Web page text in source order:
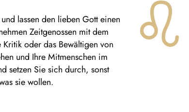
lassen den lieben Gott einen
Zeitgenossen mit dem
oder das Bewältigen von
und Ihre Mitmenschen im
setzen Sie sich durch, sonst
sie wollen.